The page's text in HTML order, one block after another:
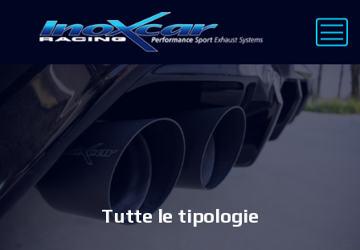
Tutte le tipologie